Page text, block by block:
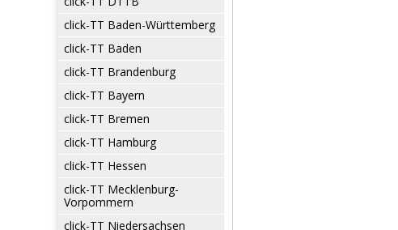
click-TT Baden-Württemberg
click-TT Baden
click-TT Brandenburg
click-TT Bayern
click-TT Bremen
click-TT Hamburg
click-TT Hessen
click-TT Mecklenburg-
Vorpommern
click-TT Niedersachsen